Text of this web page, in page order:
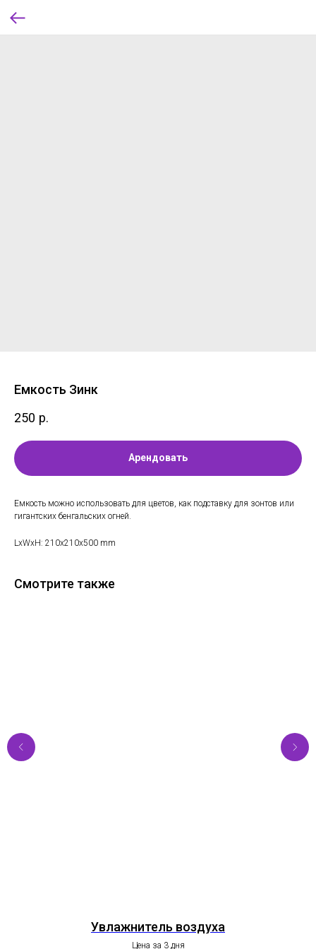
Емкость Зинк
250 р.
Арендовать
Емкость можно использовать для цветов, как подставку для зонтов или
гигантских бенгальских огней.
LxWxH: 210x210x500 mm
Смотрите также
Увлажнитель воздуха
Цена за 3 дня